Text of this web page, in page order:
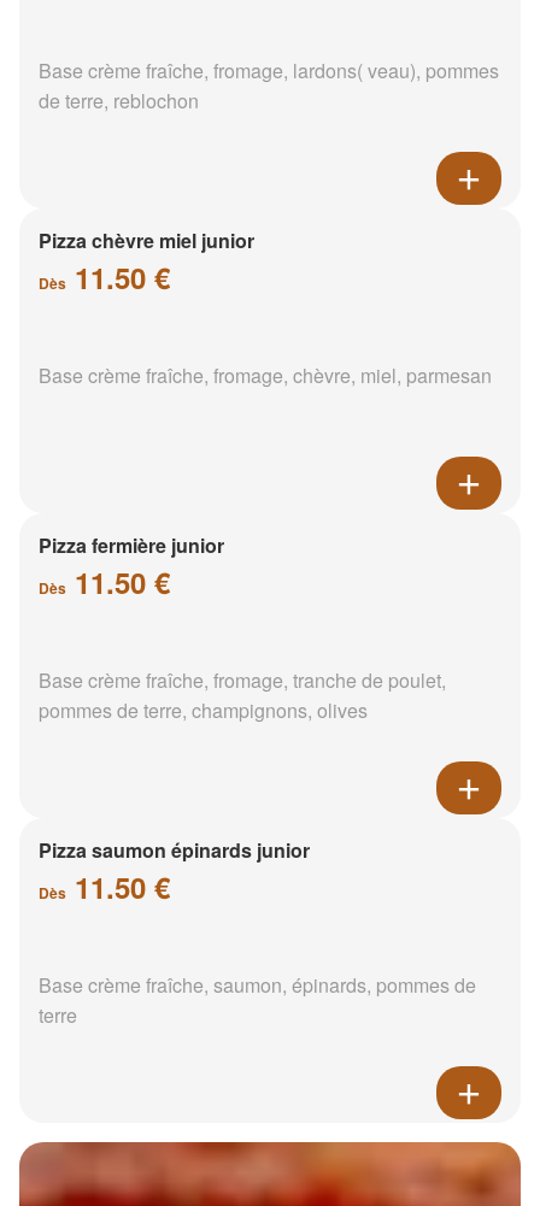
Base crème fraîche, fromage, lardons( veau), pommes
de terre, reblochon
Pizza chèvre miel junior
Dès 11.50 €
Base crème fraîche, fromage, chèvre, miel, parmesan
Pizza fermière junior
Dès 11.50 €
Base crème fraîche, fromage, tranche de poulet,
pommes de terre, champignons, olives
Pizza saumon épinards junior
Dès 11.50 €
Base crème fraîche, saumon, épinards, pommes de
terre